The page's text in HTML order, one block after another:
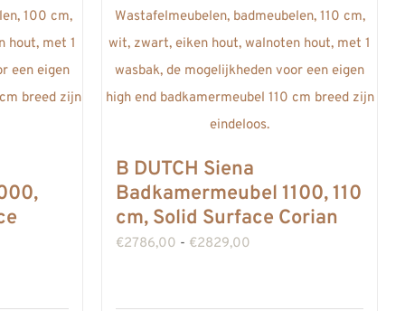
B DUTCH Siena
Badkamermeubel 1100, 110
cm, Solid Surface Corian
€2786,00 - €2829,00